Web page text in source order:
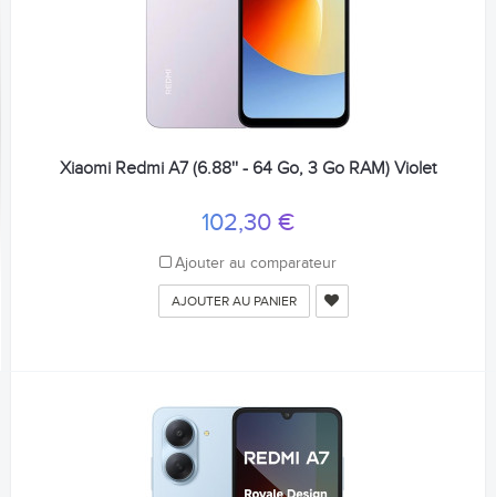
Xiaomi Redmi A7 (6.88'' - 64 Go, 3 Go RAM) Violet
102,30 €
Ajouter au comparateur
AJOUTER AU PANIER